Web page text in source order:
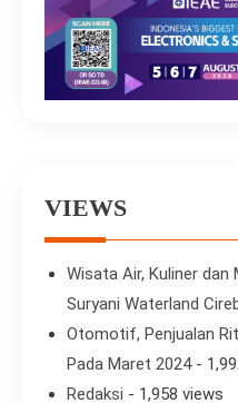
VIEWS
Wisata Air, Kuliner dan
Suryani Waterland
Otomotif, Penjualan
Pada Maret 2024-
Redaksi - 1,958 views